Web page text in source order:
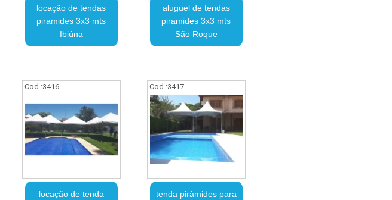
locação de tendas
piramides 3x3 mts
Ibiúna
aluguel de tendas
piramides 3x3 mts
São Roque
Cod.:3416
locação de tenda
Cod.:3417
tenda pirâmides para